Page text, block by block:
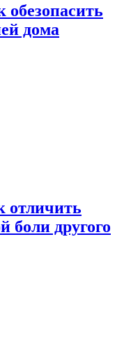
обезопасить
дома
отличить
боли другого